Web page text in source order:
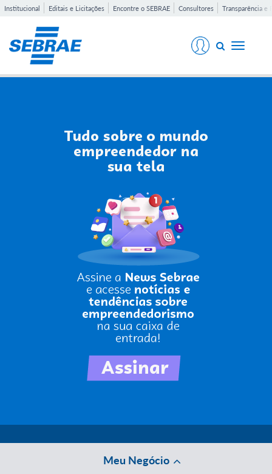
Institucional Editais e Licitações Encontre o SEBRAE Consultores Transparência e
Toggle
Meu Negócio